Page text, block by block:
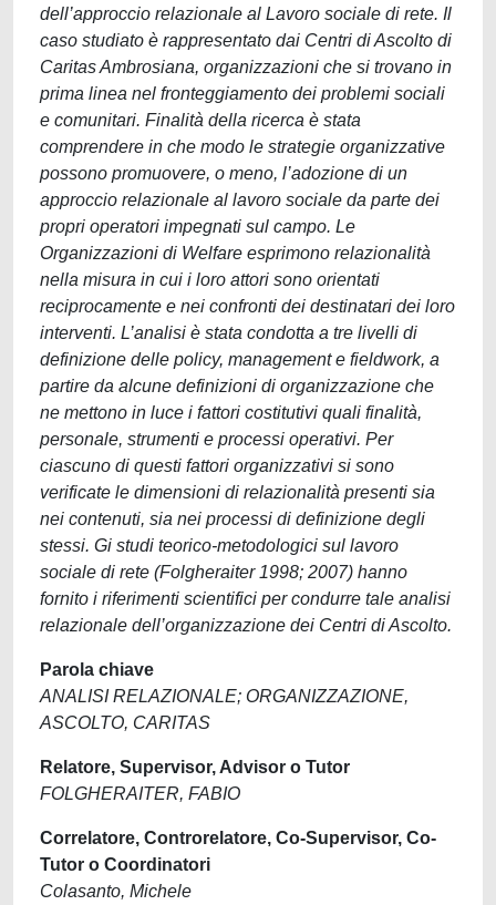
dell’approccio relazionale al Lavoro sociale di rete. Il
caso studiato è rappresentato dai Centri di Ascolto di
Caritas Ambrosiana, organizzazioni che si trovano in
prima linea nel fronteggiamento dei problemi sociali
e comunitari. Finalità della ricerca è stata
comprendere in che modo le strategie organizzative
possono promuovere, o meno, l’adozione di un
approccio relazionale al lavoro sociale da parte dei
propri operatori impegnati sul campo. Le
Organizzazioni di Welfare esprimono relazionalità
nella misura in cui i loro attori sono orientati
reciprocamente e nei confronti dei destinatari dei loro
interventi. L’analisi è stata condotta a tre livelli di
definizione delle policy, management e fieldwork, a
partire da alcune definizioni di organizzazione che
ne mettono in luce i fattori costitutivi quali finalità,
personale, strumenti e processi operativi. Per
ciascuno di questi fattori organizzativi si sono
verificate le dimensioni di relazionalità presenti sia
nei contenuti, sia nei processi di definizione degli
stessi. Gi studi teorico-metodologici sul lavoro
sociale di rete (Folgheraiter 1998; 2007) hanno
fornito i riferimenti scientifici per condurre tale analisi
relazionale dell’organizzazione dei Centri di Ascolto.
Parola chiave
ANALISI RELAZIONALE; ORGANIZZAZIONE,
ASCOLTO, CARITAS
Relatore, Supervisor, Advisor o Tutor
FOLGHERAITER, FABIO
Correlatore, Controrelatore, Co-Supervisor, Co-
Tutor o Coordinatori
Colasanto, Michele